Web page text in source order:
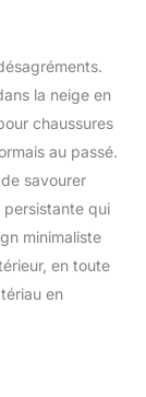
être
vous
évitant
design
l'eau,
vos
la neige en
chaussures
au passé.
savourer
persistante qui
minimaliste
en toute
en